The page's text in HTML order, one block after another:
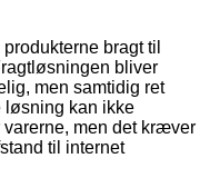
bragt til
bliver
men samtidig ret
løsning kan ikke
men det kræver
til internet